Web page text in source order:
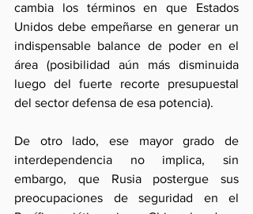
cambia los términos en que Estados
Unidos debe empeñarse en generar un
indispensable balance de poder en el
área (posibilidad aún más disminuida
luego del fuerte recorte presupuestal
del sector defensa de esa potencia).
De otro lado, ese mayor grado de
interdependencia no implica, sin
embargo, que Rusia postergue sus
preocupaciones de seguridad en el